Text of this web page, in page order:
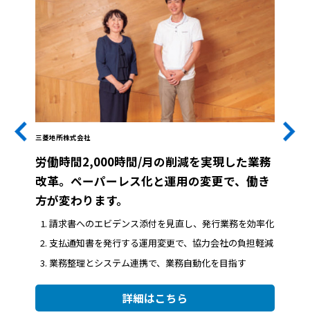
三菱地所株式会社
労働時間2,000時間/月の削減を実現した業務
改革。ペーパーレス化と運用の変更で、働き
方が変わります。
請求書へのエビデンス添付を見直し、発行業務を効率化
支払通知書を発行する運用変更で、協力会社の負担軽減
業務整理とシステム連携で、業務自動化を目指す
詳細はこちら